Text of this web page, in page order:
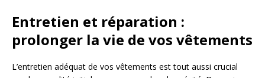
Entretien et réparation :
prolonger la vie de vos vêtements
L’entretien adéquat de vos vêtements est tout aussi crucial